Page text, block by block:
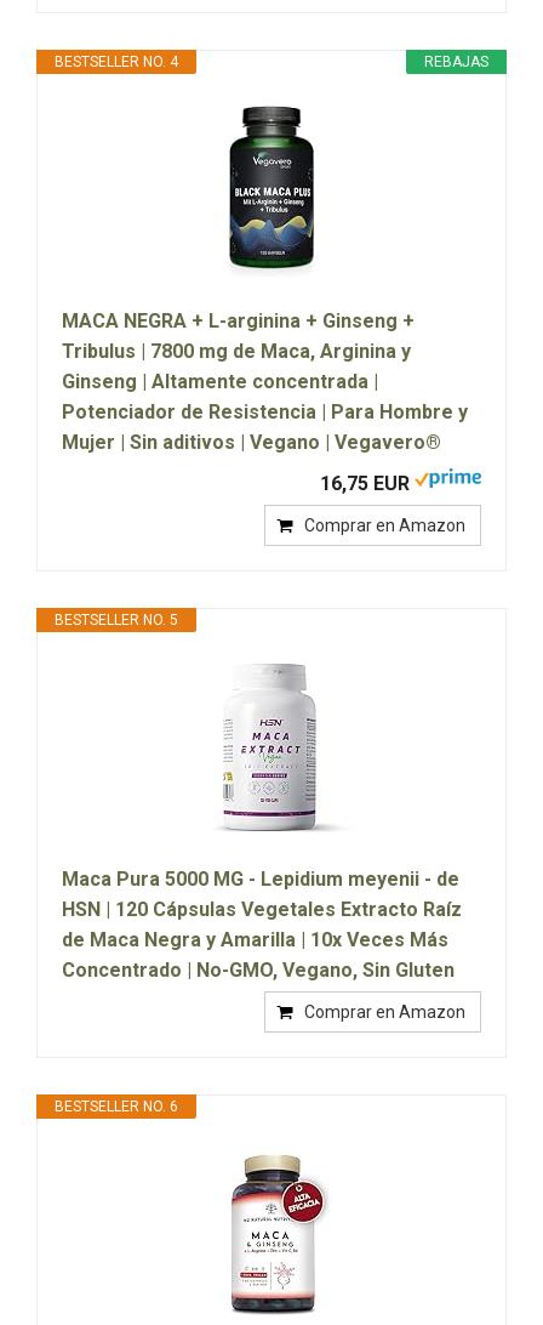
REBAJAS
BESTSELLER NO. 4
MACA NEGRA + L-arginina + Ginseng +
Tribulus | 7800 mg de Maca, Arginina y
Ginseng | Altamente concentrada |
Potenciador de Resistencia | Para Hombre y
Mujer | Sin aditivos | Vegano | Vegavero®
16,75 EUR
Comprar en Amazon
BESTSELLER NO. 5
Maca Pura 5000 MG - Lepidium meyenii - de
HSN | 120 Cápsulas Vegetales Extracto Raíz
de Maca Negra y Amarilla | 10x Veces Más
Concentrado | No-GMO, Vegano, Sin Gluten
Comprar en Amazon
BESTSELLER NO. 6